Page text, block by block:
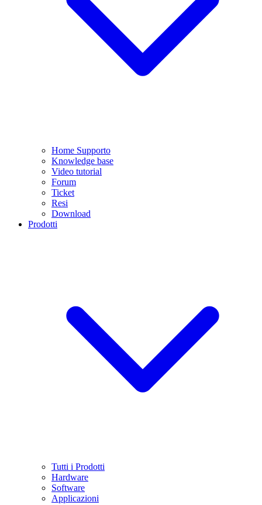
Home Supporto
Knowledge base
Video tutorial
Forum
Ticket
Resi
Download
Prodotti
Tutti i Prodotti
Hardware
Software
Applicazioni